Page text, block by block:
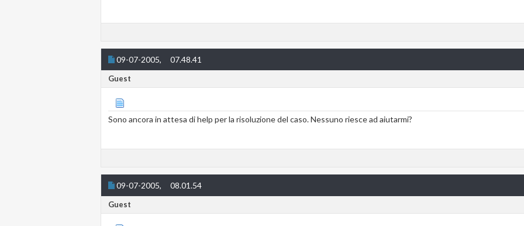
09-07-2005, 07.48.41
Guest
Sono ancora in attesa di help per la risoluzione del caso. Nessuno riesce ad aiutarmi?
09-07-2005, 08.01.54
Guest